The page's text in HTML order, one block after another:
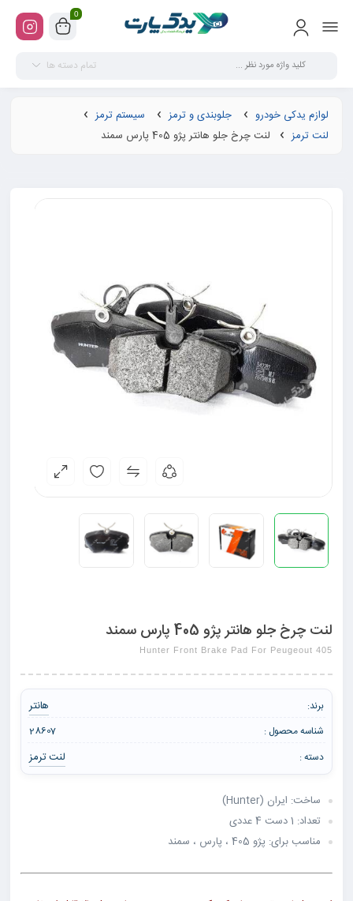
0
تمام دسته ها
لوازم یدکی خودرو جلوبندی و ترمز
سیستم ترمز
لنت ترمز
لنت چرخ جلو هانتر پژو 405 پارس سمند
لنت چرخ جلو هانتر پژو 405 پارس سمند
Hunter Front Brake Pad For Peugeout 405
برند: هانتر
شناسه محصول :
28607
دسته :
لنت ترمز
ساخت: ایران (Hunter)
تعداد: 1 دست 4 عددی
مناسب برای: پژو 405 ، پارس ، سمند